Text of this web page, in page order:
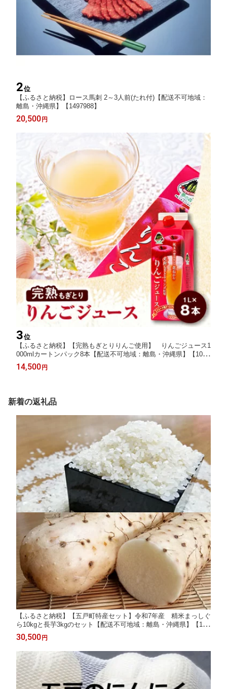
2位
【ふるさと納税】ロース馬刺 2～3人前(たれ付)【配送不可地域：
離島・沖縄県】【1497988】
20,500 円
3位
【ふるさと納税】【完熟もぎとりりんご使用】 りんごジュース1
000mlカートンパック8本【配送不可地域：離島・沖縄県】【1029
021】
14,500 円
新着の返礼品
【ふるさと納税】【五戸町特産セット】令和7年産 精米まっしぐ
ら10kgと長芋3kgのセット【配送不可地域：離島・沖縄県】【101
7944】
30,500 円